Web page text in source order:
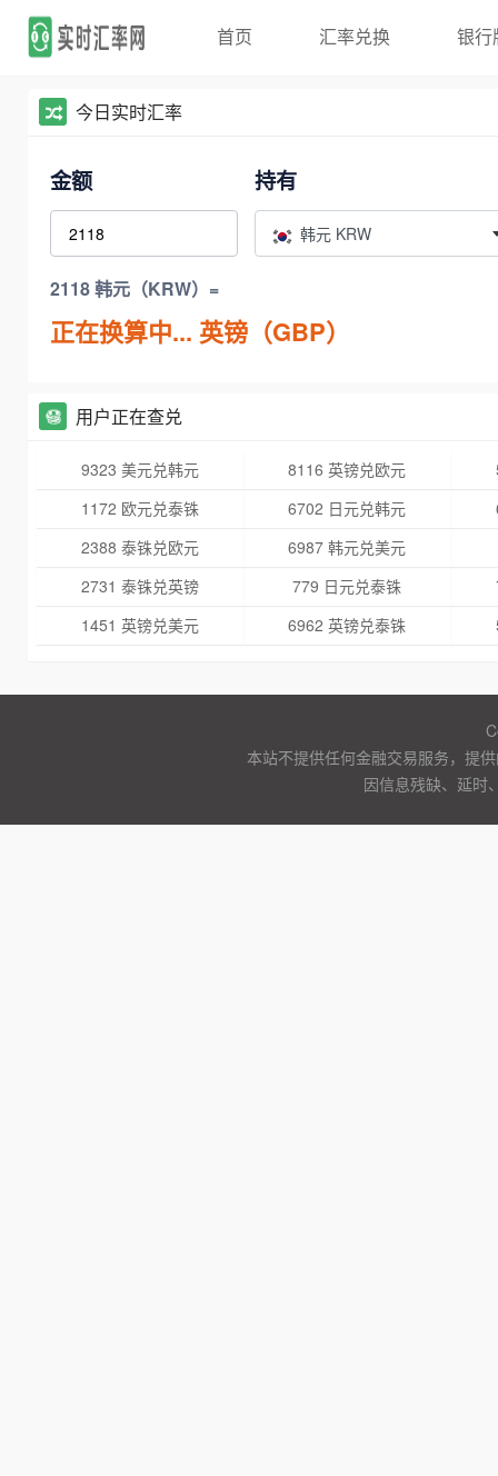
首页 汇率兑换 银行
今日实时汇率
金额 持有
韩元 KRW
2118 韩元（KRW）=
正在换算中... 英镑（GBP）
用户正在查兑
9323 美元兑韩元 8116 英镑兑欧元
1172 欧元兑泰铢
6702 日元兑韩元
2388 泰铢兑欧元
6987 韩元兑美元
2731 泰铢兑英镑
779 日元兑泰铢
1451 英镑兑美元
6962 英镑兑泰铢
本站不提供任何金融交易服务，提
因信息残缺、延时